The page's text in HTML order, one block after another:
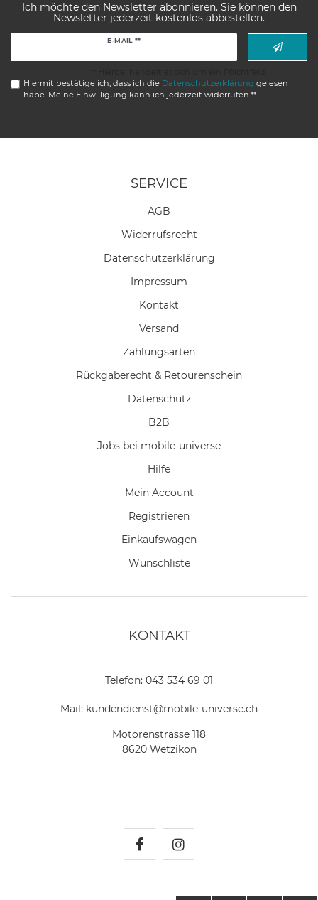
Ich möchte den Newsletter abonnieren. Sie können den
Newsletter jederzeit kostenlos abbestellen.
E-MAIL **
Hiermit bestätige ich, dass ich die Daten­schutz­erklärung gelesen
habe. Meine Einwilligung kann ich jederzeit widerrufen.**
SERVICE
AGB
Widerrufs­recht
Daten­schutz­erklärung
Impressum
Kontakt
Versand
Zahlungsarten
Rückgaberecht & Retourenschein
Datenschutz
B2B
Jobs bei mobile-universe
Hilfe
Mein Account
Registrieren
Einkaufswagen
Wunschliste
KONTAKT
Telefon: 043 534 69 01
Mail: kundendienst@mobile-universe.ch
Motorenstrasse 118
8620 Wetzikon